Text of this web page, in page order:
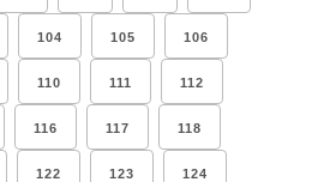
104 105 106
110 111 112
116 117 118
122 123 124